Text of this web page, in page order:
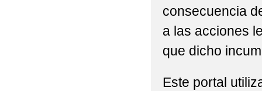
consecuencia
a las acciones
que dicho
Este portal